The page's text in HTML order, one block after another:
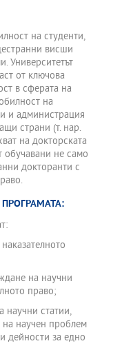
на студенти,
висши
Университетът
от ключова
в сферата на
на
и администрация
страни (т. нар.
на докторската
обучавани не само
докторанти с
на научни
право;
научни статии,
на научен проблем
дейности за едно